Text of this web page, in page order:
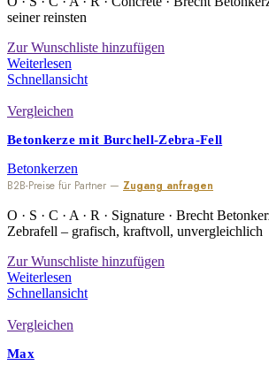
seiner reinsten
Zur Wunschliste hinzufügen
Weiterlesen
Schnellansicht
Vergleichen
Betonkerze mit Burchell-Zebra-Fell
Betonkerzen
B2B-Preise für Partner — Zugang anfragen
O · S · C · A · R · Signature · Brecht
Zebrafell – grafisch, kraftvoll, unvergleichlich
Zur Wunschliste hinzufügen
Weiterlesen
Schnellansicht
Vergleichen
Max